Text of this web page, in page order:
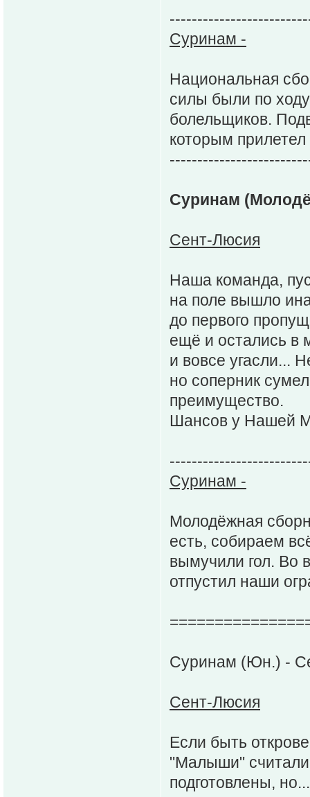
Суринам -
Национальная
силы были по
болельщиков.
которым
Суринам
Сент-Люсия
Наша команда,
на поле вышло
до первого
ещё и остались в
и вовсе угасли...
но соперник
преимущество.
Шансов у Нашей
Суринам -
Молодёжная
есть, собираем
вымучили гол. Во
отпустил наши
Суринам (Юн.) -
Сент-Люсия
Если быть
"Малыши"
подготовлены,